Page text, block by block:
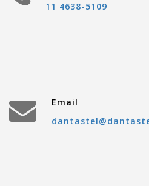
11 4638-5109
Email